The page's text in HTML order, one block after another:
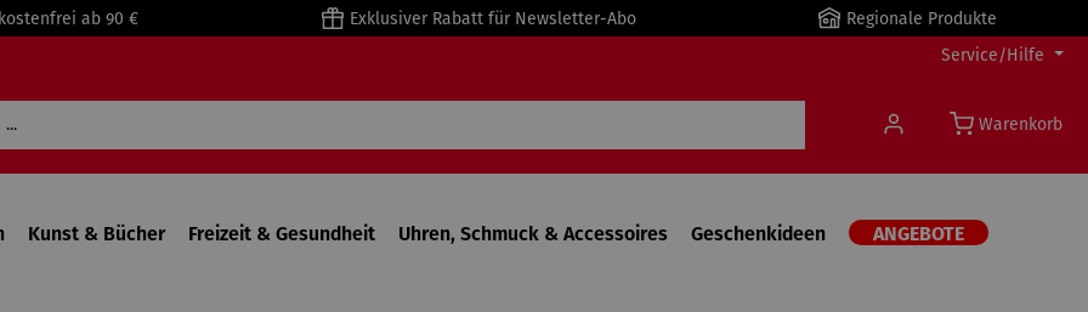
ab 90 € Exklusiver Rabatt für Newsletter-Abo
Regionale Produkte
Service/Hilfe
Warenkorb
Kunst & Bücher Freizeit & Gesundheit Uhren, Schmuck & Accessoires Geschenkideen ANGEBOTE